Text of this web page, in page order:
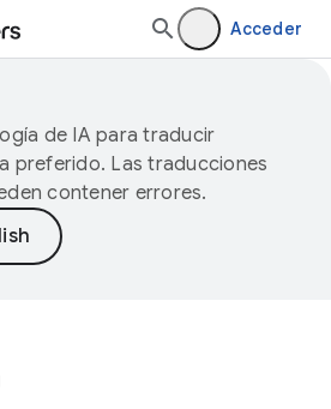
Acceder
de IA para traducir
preferido. Las traducciones
contener errores.